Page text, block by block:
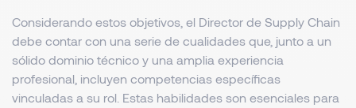
Considerando estos objetivos, el Director de Supply Chain
debe contar con una serie de cualidades que, junto a un
sólido dominio técnico y una amplia experiencia
profesional, incluyen competencias específicas
vinculadas a su rol. Estas habilidades son esenciales para